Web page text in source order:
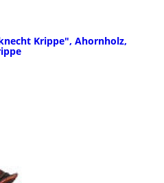
Krippe", Ahornholz,